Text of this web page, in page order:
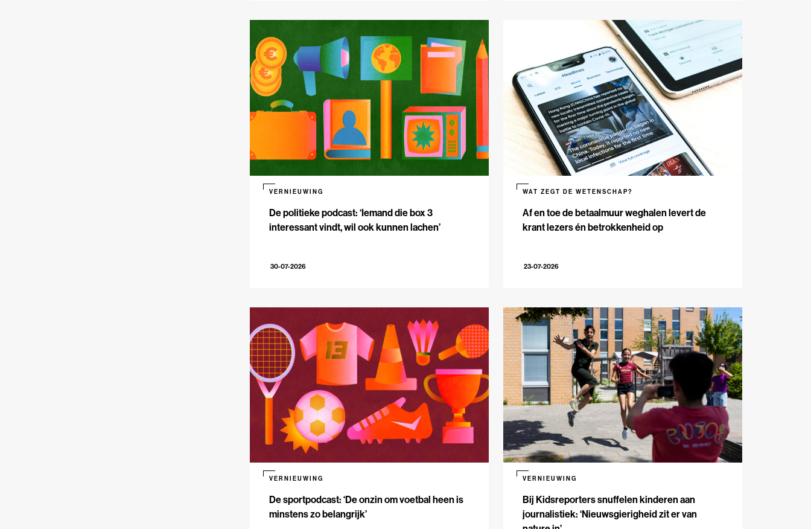
De politieke podcast: ‘Iemand die box 3
interessant vindt, wil ook kunnen lachen’
VERNIEUWING
30-07-2026
Af en toe de betaalmuur weghalen levert de
krant lezers én betrokkenheid op
WAT ZEGT DE WETENSCHAP?
23-07-2026
De sportpodcast: ‘De onzin om voetbal heen is
minstens zo belangrijk’
VERNIEUWING
Bij Kidsreporters snuffelen kinderen aan
journalistiek: ‘Nieuwsgierigheid zit er van
VERNIEUWING